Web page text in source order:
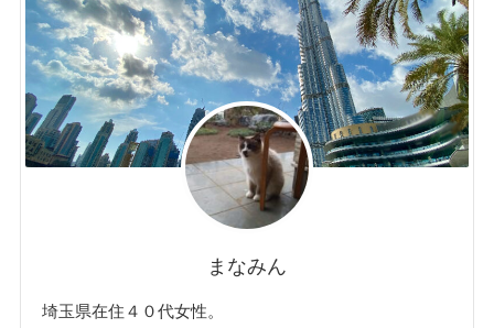
まなみん
埼玉県在住４０代女性。